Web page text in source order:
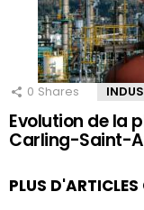
0 Shares
Evolution de la
Carling-Saint-
PLUS